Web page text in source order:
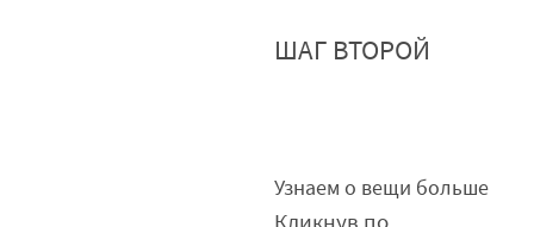
ШАГ ВТОРОЙ
Узнаем о вещи больше